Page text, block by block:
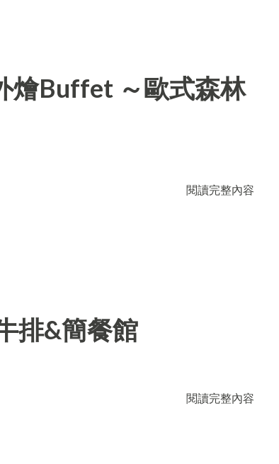
燴Buffet ～歐式森林
閱讀完整內容
排&簡餐館
閱讀完整內容